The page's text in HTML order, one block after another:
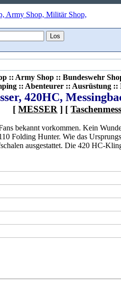
:: Army Shop :: Bundeswehr
:: Abenteurer :: Ausrüstung ::
420HC,
[MESSER ] [
bekannt vorkommen. Kein
Folding Hunter. Wie das
ausgestattet. Die 420 HC-